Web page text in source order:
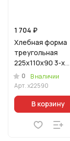
1 704 ₽
Хлебная форма
треугольная
225х110х90 3-х
секционная
0
В наличии
Арт.х22590
В корзину